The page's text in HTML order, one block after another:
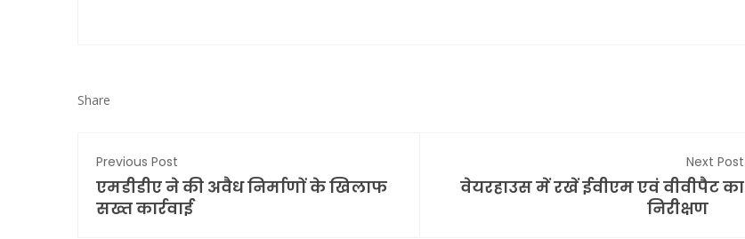
Share
Previous Post
एमडीडीए ने की अवैध निर्माणों के खिलाफ
सख्त कार्रवाई
Next Post
वेयरहाउस में रखें ईवीएम एवं वीवीपैट का
निरीक्षण